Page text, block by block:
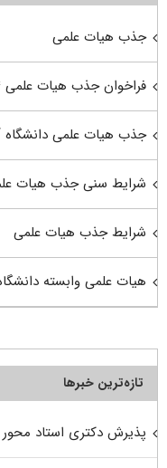
جذب هیات علمی
فراخوان جذب هیات علمی ۱۴۰۴
جذب هیات علمی دانشگاه
شرایط سنی جذب هیات
شرایط جذب هیات علمی
هیات علمی وابسته
تازه‌ترین خبرها
پذیرش دکتری استاد محور